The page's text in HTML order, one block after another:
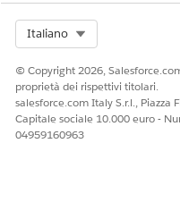
Italiano
© Copyright 2026,
proprietà dei rispettivi titolari.
salesforce.com Italy S.r.l.,
Capitale sociale 10.000 euro -
04959160963